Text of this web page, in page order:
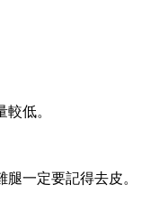
低。
一定要記得去皮。